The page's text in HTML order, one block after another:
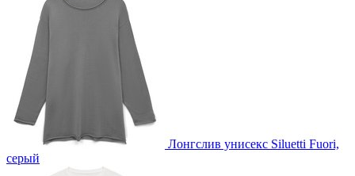
Лонгслив унисекс Siluetti Fuori,
серый